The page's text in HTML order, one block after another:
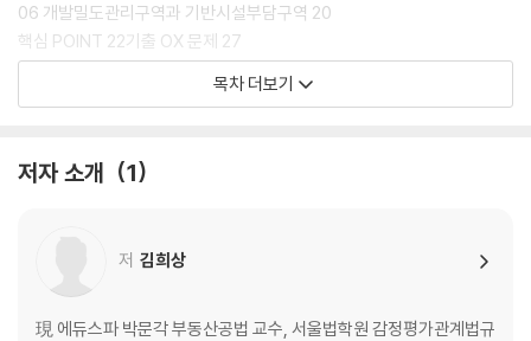
06 개발밀도관리구역과 기반시설부담구역 20
핵심 POINT 22기출 OX 문제 27
07 도시개발법 2 32
PART 3 도시 및 주거환경정비법
09 도시 및 주거환경정비법 1 40
목차 더보기
저자 소개 1
저 김희상
現 에듀스파 박문각 부동산공법 교수, 서울법학원 감정평가관계법규